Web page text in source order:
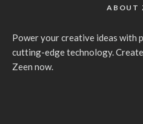
ABOUT
Power your creative ideas with
cutting-edge technology.
Zeen now.